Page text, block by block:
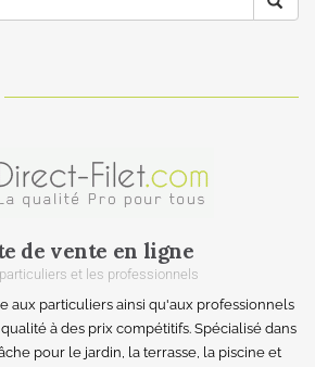
de vente en ligne
et les professionnels
aux particuliers ainsi qu'aux professionnels
à des prix compétitifs. Spécialisé dans
pour le jardin, la terrasse, la piscine et